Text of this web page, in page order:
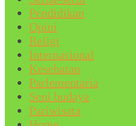
Pendidikan
Opini
Religi
Internasional
Kesehatan
Parlementaria
Seni budaya
Pariwisata